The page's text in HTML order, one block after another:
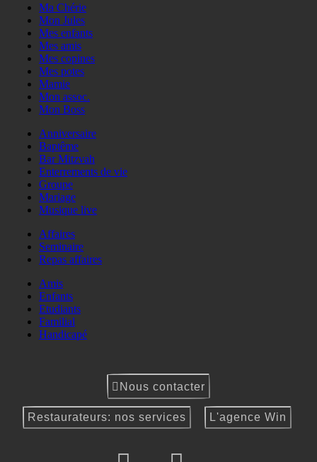
Ma Chérie
Mon Jules
Mes enfants
Mes amis
Mes copines
Mes potes
Mamie
Mon assoc.
Mon Boss
Anniversaire
Baptême
Bar Mitzvah
Enterrements de vie
Groupe
Mariage
Musique live
Affaires
Seminaire
Repas affaires
Amis
Enfants
Etudiants
Familial
Handicapé
Nous contacter
Restaurateurs: nos services L'agence Win